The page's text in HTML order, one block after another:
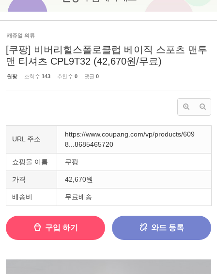
캐쥬얼 의류
[쿠팡] 비버리힐스폴로클럽 베이직 스포츠 맨투
맨 티셔츠 CPL9T32 (42,670원/무료)
원팡 조회 수 143 추천 수 0 댓글 0
URL 주소
https://www.coupang.com/vp/products/609
8...8685465720
쇼핑몰 이름 쿠팡
가격 42,670원
배송비 무료배송
구입 하기 와드 등록